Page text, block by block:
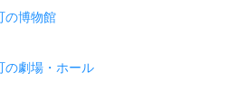
の博物館
の劇場・ホール